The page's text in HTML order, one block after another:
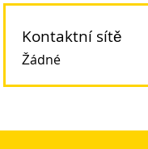
Kontaktní sítě
Žádné